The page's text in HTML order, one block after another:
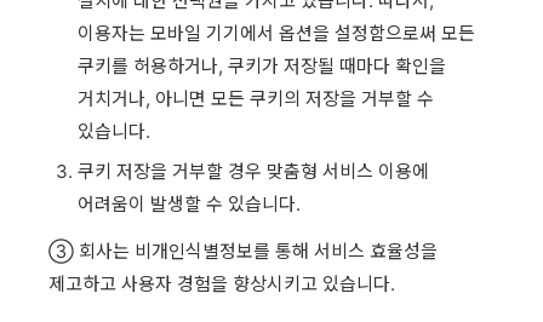
이용자는 모바일 기기에서 옵션을 설정함으로써 모든
쿠키를 허용하거나, 쿠키가 저장될 때마다 확인을
거치거나, 아니면 모든 쿠키의 저장을 거부할 수
있습니다.
쿠키 저장을 거부할 경우 맞춤형 서비스 이용에
어려움이 발생할 수 있습니다.
③ 회사는 비개인식별정보를 통해 서비스 효율성을
제고하고 사용자 경험을 향상시키고 있습니다.